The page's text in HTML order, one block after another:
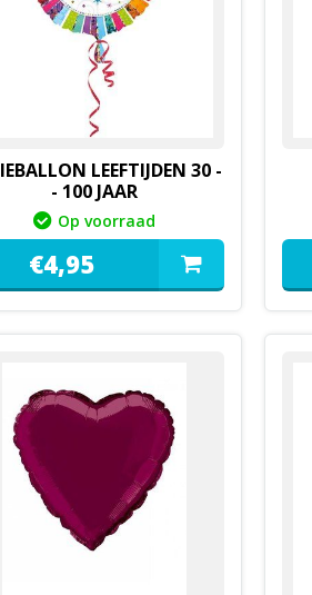
LEEFTIJDEN 30 -
- 100 JAAR
Op voorraad
€4,95